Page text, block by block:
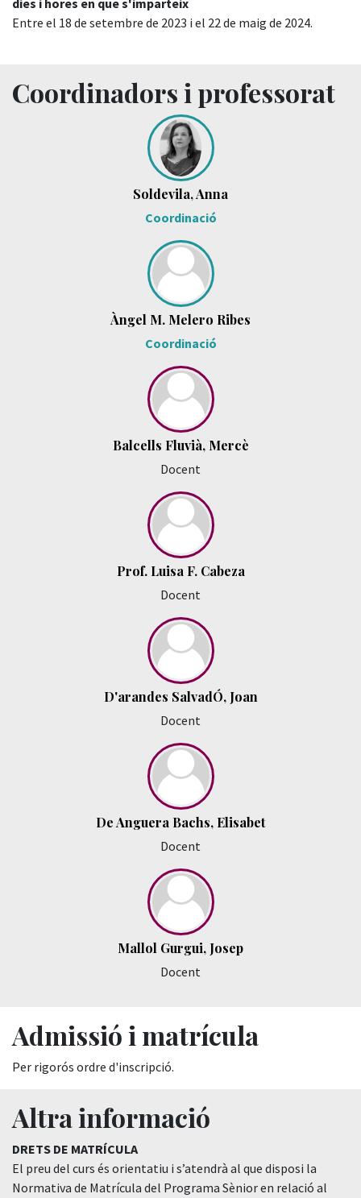
dies i hores en que s'imparteix
Entre el 18 de setembre de 2023 i el 22 de maig de 2024.
Coordinadors i professorat
Soldevila, Anna
Coordinació
Àngel M. Melero Ribes
Coordinació
Balcells Fluvià, Mercè
Docent
Prof. Luisa F. Cabeza
Docent
D'arandes SalvadÓ, Joan
Docent
De Anguera Bachs, Elisabet
Docent
Mallol Gurgui, Josep
Docent
Admissió i matrícula
Per rigorós ordre d'inscripció.
Altra informació
DRETS DE MATRÍCULA
El preu del curs és orientatiu i s’atendrà al que disposi la
Normativa de Matrícula del Programa Sènior en relació al